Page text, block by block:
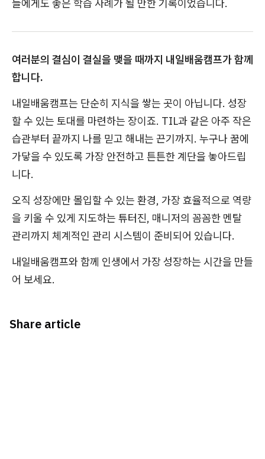
들에게도 좋은 학습 사례가 될 만한 기록이었습니다.
여러분의 결심이 결실을 맺을 때까지 내일배움캠프가 함께
합니다.
내일배움캠프는 단순히 지식을 쌓는 곳이 아닙니다. 성장
할 수 있는 토대를 마련하는 장이죠. TIL과 같은 아주 작은
습관부터 끝까지 나를 믿고 해내는 끈기까지. 누구나 꿈에
가닿을 수 있도록 가장 안전하고 튼튼한 계단을 놓아드립
니다.
오직 성장에만 몰입할 수 있는 환경, 가장 효율적으로 역량
을 키울 수 있게 지도하는 튜터진, 매니저의 꼼꼼한 멘탈
관리까지 체계적인 관리 시스템이 준비되어 있습니다.
내일배움캠프와 함께 인생에서 가장 성장하는 시간을 만들
어 보세요.
Share article